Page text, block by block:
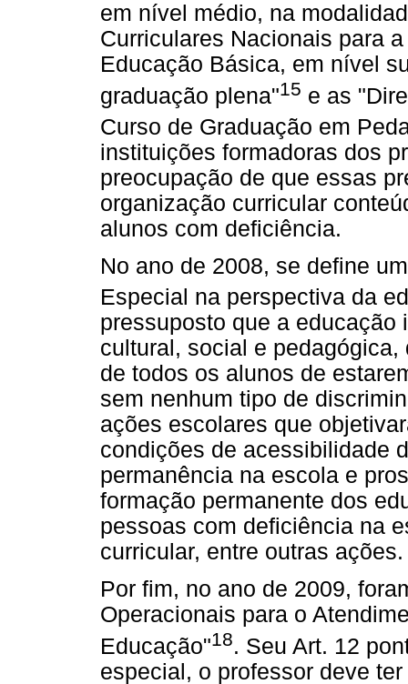
em nível médio, na
Curriculares Nacionais para
Educação Básica, em nível
graduação plena"15 e as
Curso de Graduação em
instituições formadoras dos
preocupação de que essas
organização curricular
alunos com deficiência.
No ano de 2008, se define
Especial na perspectiva da
pressuposto que a
cultural, social e
de todos os alunos de
sem nenhum tipo de
ações escolares que
condições de acessibilidade
permanência na escola e
formação permanente dos
pessoas com deficiência na
curricular, entre outras ações.
Por fim, no ano de 2009,
Operacionais para o
Educação"18. Seu Art. 12
especial, o professor deve